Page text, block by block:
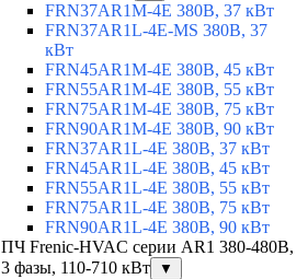
FRN37AR1M-4E 380В, 37 кВт
FRN37AR1L-4E-MS 380В, 37
кВт
FRN45AR1M-4E 380В, 45 кВт
FRN55AR1M-4E 380В, 55 кВт
FRN75AR1M-4E 380В, 75 кВт
FRN90AR1M-4E 380В, 90 кВт
FRN37AR1L-4E 380В, 37 кВт
FRN45AR1L-4E 380В, 45 кВт
FRN55AR1L-4E 380В, 55 кВт
FRN75AR1L-4E 380В, 75 кВт
FRN90AR1L-4E 380В, 90 кВт
ПЧ Frenic-HVAC серии AR1 380-480В,
3 фазы, 110-710 кВт
▼